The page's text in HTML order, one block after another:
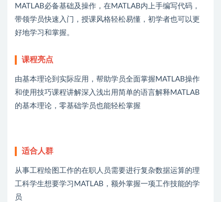
MATLAB必备基础及操作，在MATLAB内上手编写代码，
带领学员快速入门，授课风格轻松易懂，初学者也可以更
好地学习和掌握。
课程亮点
由基本理论到实际应用，帮助学员全面掌握MATLAB操作
和使用技巧课程讲解深入浅出用简单的语言解释MATLAB
的基本理论，零基础学员也能轻松掌握
适合人群
从事工程绘图工作的在职人员需要进行复杂数据运算的理
工科学生想要学习MATLAB，额外掌握一项工作技能的学
员